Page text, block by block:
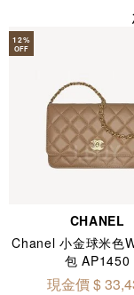
12%
OFF
CHANEL
Chanel 小金球米色
包 AP1450
現金價 $